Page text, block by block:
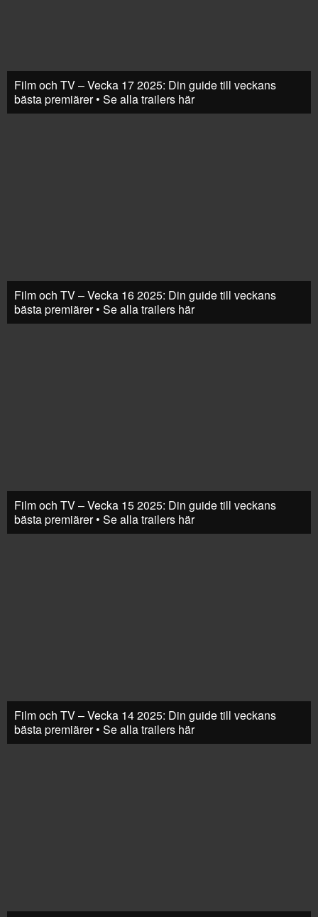
Film och TV – Vecka 17 2025: Din guide till veckans
bästa premiärer • Se alla trailers här
Film och TV – Vecka 16 2025: Din guide till veckans
bästa premiärer • Se alla trailers här
Film och TV – Vecka 15 2025: Din guide till veckans
bästa premiärer • Se alla trailers här
Film och TV – Vecka 14 2025: Din guide till veckans
bästa premiärer • Se alla trailers här